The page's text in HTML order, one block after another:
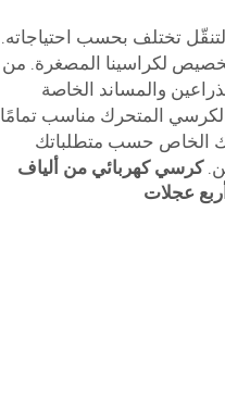
تختلف بحسب احتياجاته.
لكراسينا المصغرة. من
والمساند الخاصة
المتحرك مناسب تمامًا
الخاص حسب متطلباتك
كرسي كهربائي من ألياف